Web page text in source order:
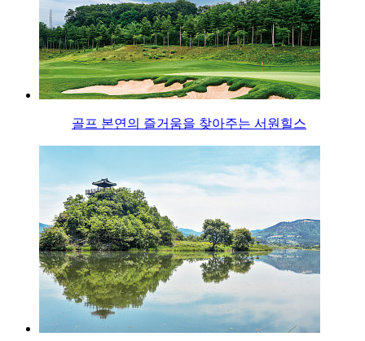
골프 본연의 즐거움을 찾아주는 서원힐스